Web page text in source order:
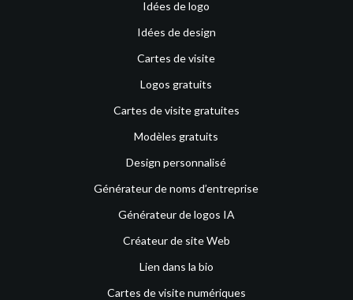
Idées de logo
Idées de design
Cartes de visite
Logos gratuits
Cartes de visite gratuites
Modèles gratuits
Design personnalisé
Générateur de noms d’entreprise
Générateur de logos IA
Créateur de site Web
Lien dans la bio
Cartes de visite numériques